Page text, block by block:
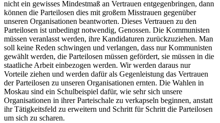
nicht ein gewisses Mindestmaß an Vertrauen entgegenbringen, dann
können die Parteilosen dies mit großem Misstrauen gegenüber
unseren Organisationen beantworten. Dieses Vertrauen zu den
Parteilosen ist unbedingt notwendig, Genossen. Die Kommunisten
müssen veranlasst werden, ihre Kandidaturen zurückzuziehen. Man
soll keine Reden schwingen und verlangen, dass nur Kommunisten
gewählt werden, die Parteilosen müssen gefördert, sie müssen in die
staatliche Arbeit einbezogen werden. Wir werden daraus nur
Vorteile ziehen und werden dafür als Gegenleistung das Vertrauen
der Parteilosen zu unseren Organisationen ernten. Die Wahlen in
Moskau sind ein Schulbeispiel dafür, wie sehr sich unsere
Organisationen in ihrer Parteischale zu verkapseln beginnen, anstatt
ihr Tätigkeitsfeld zu erweitern und Schritt für Schritt die Parteilosen
um sich zu scharen.